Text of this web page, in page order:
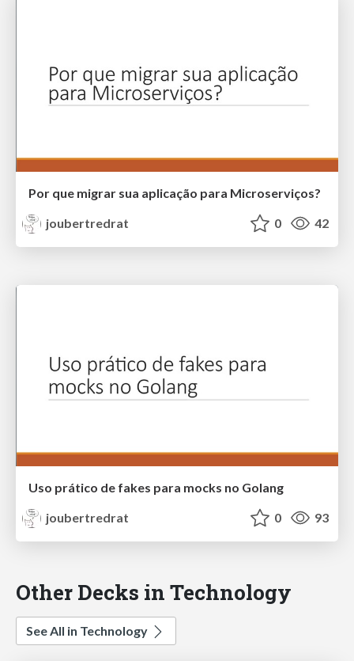
Por que migrar sua aplicação para Microserviços?
joubertredrat
0 42
Uso prático de fakes para mocks no Golang
joubertredrat
0 93
Other Decks in Technology
See All in Technology